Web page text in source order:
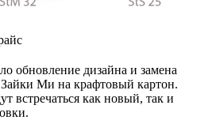
обновление дизайна и замена
Зайки Ми на крафтовый картон.
встречаться как новый, так и